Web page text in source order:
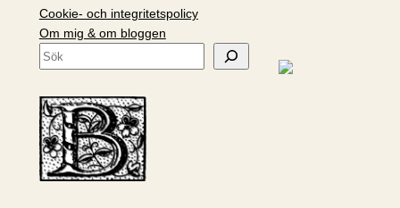
Cookie- och integritetspolicy
Om mig & om bloggen
S
k